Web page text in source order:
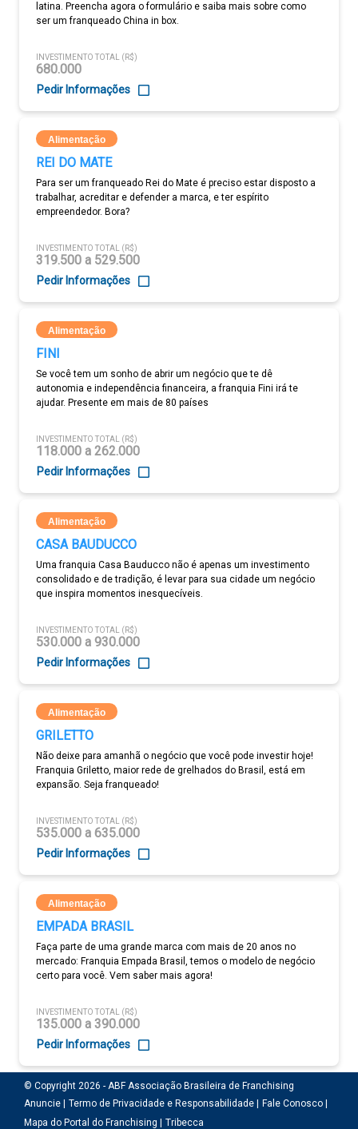
latina. Preencha agora o formulário e saiba mais sobre como
ser um franqueado China in box.
INVESTIMENTO TOTAL (R$)
680.000
Pedir Informações
Alimentação
REI DO MATE
Para ser um franqueado Rei do Mate é preciso estar disposto a
trabalhar, acreditar e defender a marca, e ter espírito
empreendedor. Bora?
INVESTIMENTO TOTAL (R$)
319.500 a 529.500
Pedir Informações
Alimentação
FINI
Se você tem um sonho de abrir um negócio que te dê
autonomia e independência financeira, a franquia Fini irá te
ajudar. Presente em mais de 80 países
INVESTIMENTO TOTAL (R$)
118.000 a 262.000
Pedir Informações
Alimentação
CASA BAUDUCCO
Uma franquia Casa Bauducco não é apenas um investimento
consolidado e de tradição, é levar para sua cidade um negócio
que inspira momentos inesquecíveis.
INVESTIMENTO TOTAL (R$)
530.000 a 930.000
Pedir Informações
Alimentação
GRILETTO
Não deixe para amanhã o negócio que você pode investir hoje!
Franquia Griletto, maior rede de grelhados do Brasil, está em
expansão. Seja franqueado!
INVESTIMENTO TOTAL (R$)
535.000 a 635.000
Pedir Informações
Alimentação
EMPADA BRASIL
Faça parte de uma grande marca com mais de 20 anos no
mercado: Franquia Empada Brasil, temos o modelo de negócio
certo para você. Vem saber mais agora!
INVESTIMENTO TOTAL (R$)
135.000 a 390.000
Pedir Informações
© Copyright 2026 - ABF Associação Brasileira de Franchising
Anuncie |
Termo de Privacidade e Responsabilidade |
Fale Conosco |
Mapa do Portal do Franchising |
Tribecca